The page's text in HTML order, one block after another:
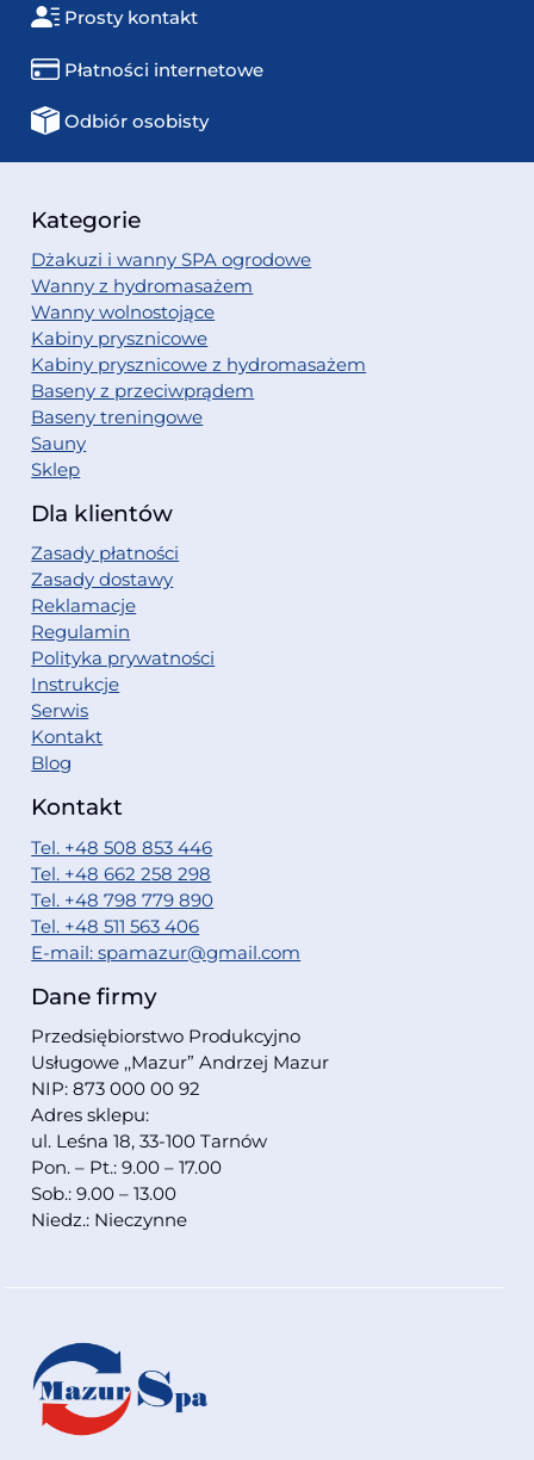
Prosty kontakt
Płatności internetowe
Odbiór osobisty
Kategorie
Dżakuzi i wanny SPA ogrodowe
Wanny z hydromasażem
Wanny wolnostojące
Kabiny prysznicowe
Kabiny prysznicowe z hydromasażem
Baseny z przeciwprądem
Baseny treningowe
Sauny
Sklep
Dla klientów
Zasady płatności
Zasady dostawy
Reklamacje
Regulamin
Polityka prywatności
Instrukcje
Serwis
Kontakt
Blog
Kontakt
Tel. +48 508 853 446
Tel. +48 662 258 298
Tel. +48 798 779 890
Tel. +48 511 563 406
E-mail: spamazur@gmail.com
Dane firmy
Przedsiębiorstwo Produkcyjno
Usługowe ,,Mazur” Andrzej Mazur
NIP: 873 000 00 92
Adres sklepu:
ul. Leśna 18, 33-100 Tarnów
Pon. – Pt.: 9.00 – 17.00
Sob.: 9.00 – 13.00
Niedz.: Nieczynne